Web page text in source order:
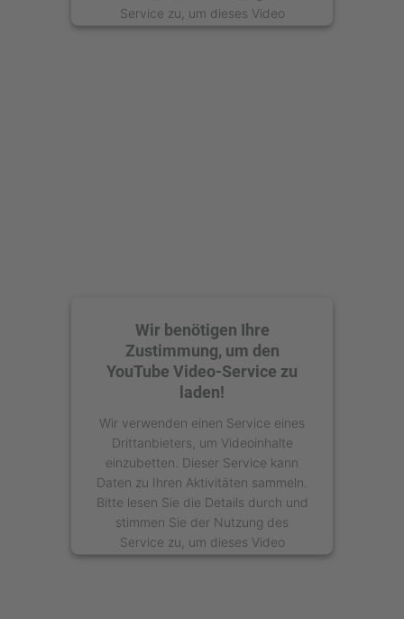
Service zu, um dieses Video
anzusehen.
Wir benötigen Ihre
Zustimmung, um den
YouTube Video-Service zu
laden!
Wir verwenden einen Service eines
Drittanbieters, um Videoinhalte
einzubetten. Dieser Service kann
Daten zu Ihren Aktivitäten sammeln.
Bitte lesen Sie die Details durch und
stimmen Sie der Nutzung des
Service zu, um dieses Video
anzusehen.